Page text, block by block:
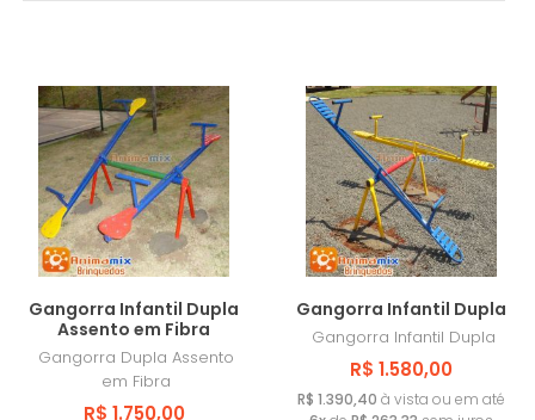
GANGORRA PARA CÃES
OBSTÁCULO DE SALTO PARA CÃES
OBSTÁCULOS EM PNEU PARA CÃES
TÚNEL ADESTRAR CACHORROS
TAMBORES TUNEL PET
LIXEIRAS PARA CÃES
MENOR PREÇO
MAIOR PREÇO
A - Z
Gangorra Infantil Dupla
Assento em Fibra
Gangorra Dupla Assento
em Fibra
R$ 1.750,00
Gangorra Infantil Dupla
Gangorra Infantil Dupla
R$ 1.580,00
R$ 1.390,40 à vista ou em até